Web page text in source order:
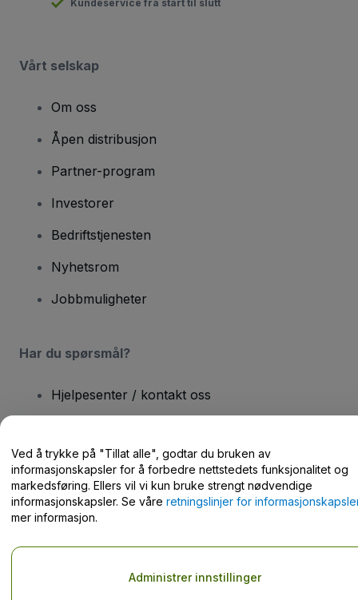
Kundeservice fra start til slutt
Vårt selskap
Om oss
Åpen distribusjon
Partner-program
Investorer
Bedriftstjenesten
Nyhetsrom
Jobbmuligheter
Har du spørsmål?
Hjelpesenter / kontakt oss
Opphavsrett © viagogo GmbH 2026 Selskapsopplysninger
Bruk av denne nettsiden innebærer aksept avVilkår og betingelser
og Retningslinjer for personvern
informasjonskapsler
Ved å trykke på "Tillat alle", godtar du bruken av
informasjonskapsler for å forbedre nettstedets funksjonalitet og
markedsføring. Ellers vil vi kun bruke strengt nødvendige
informasjonskapsler. Se våre retningslinjer for
mer informasjon.
Administrer innstillinger